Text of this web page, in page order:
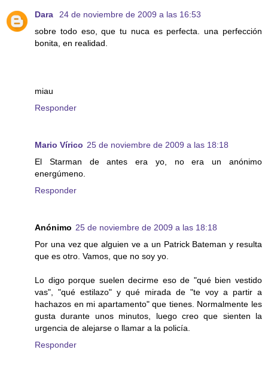
Dara
24 de noviembre de 2009 a las 16:53
sobre todo eso, que tu nuca es perfecta. una perfección
bonita, en realidad.
miau
Responder
Mario Vírico 25 de noviembre de 2009 a las 18:18
El Starman de antes era yo, no era un anónimo
energúmeno.
Responder
Anónimo 25 de noviembre de 2009 a las 18:18
Por una vez que alguien ve a un Patrick Bateman y resulta
que es otro. Vamos, que no soy yo.
Lo digo porque suelen decirme eso de "qué bien vestido
vas", "qué estilazo" y qué mirada de "te voy a partir a
hachazos en mi apartamento" que tienes. Normalmente les
gusta durante unos minutos, luego creo que sienten la
urgencia de alejarse o llamar a la policía.
Responder